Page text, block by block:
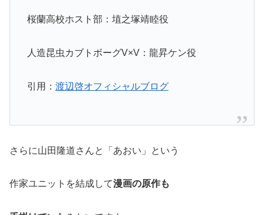
桜蘭高校ホスト部：埴之塚靖睦役
人造昆虫カブトボーグV×V：龍昇ケン役
引用： 渡辺啓オフィシャルブログ
さらに山田隆道さんと「あおい」という
作家ユニットを結成して漫画の原作も